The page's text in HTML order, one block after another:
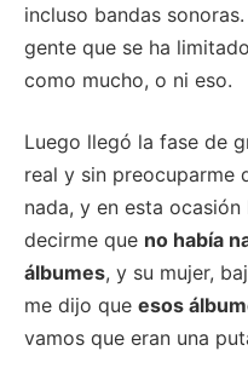
incluso bandas
gente que se ha
como mucho, o ni eso.
Luego llegó la fase de
real y sin preocuparme
nada, y en esta
decirme que no había
álbumes, y su mujer,
me dijo que esos
vamos que eran una